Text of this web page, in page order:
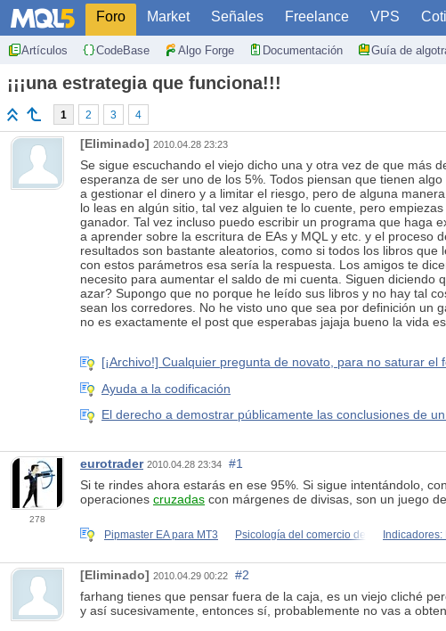
Foro Market Señales Freelance VPS
Artículos CodeBase Algo Forge Documentación Guía de
¡¡¡una estrategia que funciona!!!
1 2 3 4
[Eliminado] 2010.04.28 23:23
Se sigue escuchando el viejo dicho una y otra vez de que más
esperanza de ser uno de los 5%. Todos piensan que tienen
a gestionar el dinero y a limitar el riesgo, pero de alguna
lo leas en algún sitio, tal vez alguien te lo cuente, pero
ganador. Tal vez incluso puedo escribir un programa que haga
a aprender sobre la escritura de EAs y MQL y etc. y el proceso
resultados son bastante aleatorios, como si todos los libros
con estos parámetros esa sería la respuesta. Los amigos te
necesito para aumentar el saldo de mi cuenta. Siguen
azar? Supongo que no porque he leído sus libros y no hay tal
sean los corredores. No he visto uno que sea por definición un
no es exactamente el post que esperabas jajaja bueno la vida
[¡Archivo!] Cualquier pregunta de novato, para no saturar
Ayuda a la codificación
El derecho a demostrar públicamente las conclusiones de
278
eurotrader 2010.04.28 23:34
#1
Si te rindes ahora estarás en ese 95%. Si sigue intentándolo,
operaciones cruzadas con márgenes de divisas, son un juego
Pipmaster EA para MT3 Psicología del comercio de Indicadores:
[Eliminado] 2010.04.29 00:22
#2
farhang tienes que pensar fuera de la caja, es un viejo cliché
y así sucesivamente, entonces sí, probablemente no vas a